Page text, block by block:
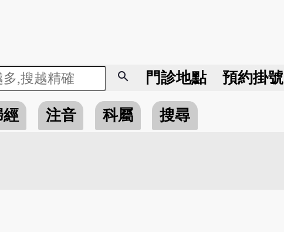
search 門診地點 預約掛號
經 注音 科屬 搜尋